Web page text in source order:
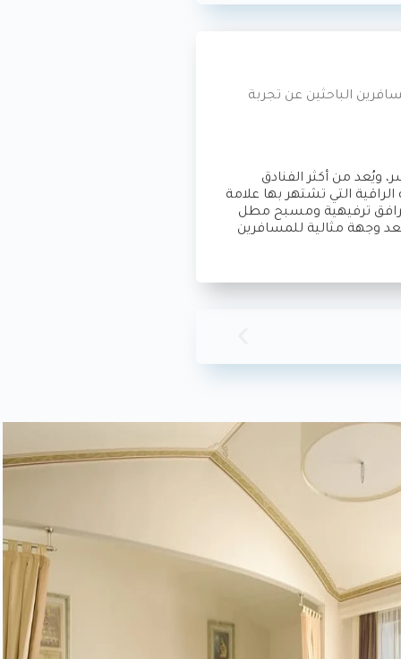
عثماني مُرمم يعود للقرن الـ19. يُعد وجهة مثالية للمسافرين الباحثين عن تجربة
ويُعد من أكثر الفنادق
التي تشتهر بها علامة
ترفيهية ومسبح مطل
وجهة مثالية للمسافرين